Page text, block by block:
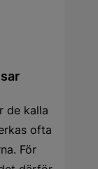
de kalla
ofta
För